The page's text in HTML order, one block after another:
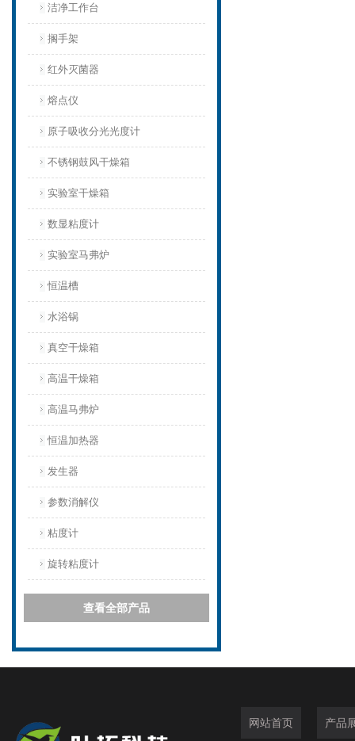
洁净工作台
搁手架
红外灭菌器
熔点仪
原子吸收分光光度计
不锈钢鼓风干燥箱
实验室干燥箱
数显粘度计
实验室马弗炉
恒温槽
水浴锅
真空干燥箱
高温干燥箱
高温马弗炉
恒温加热器
发生器
参数消解仪
粘度计
旋转粘度计
查看全部产品
网站首页 产品